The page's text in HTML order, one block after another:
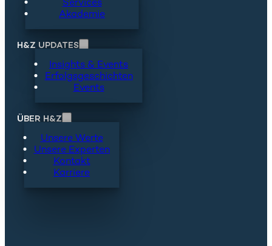
Akademie
H&Z UPDATES
Insights & Events
Erfolgsgeschichten
Events
ÜBER H&Z
Unsere Werte
Unsere Experten
Kontakt
Karriere